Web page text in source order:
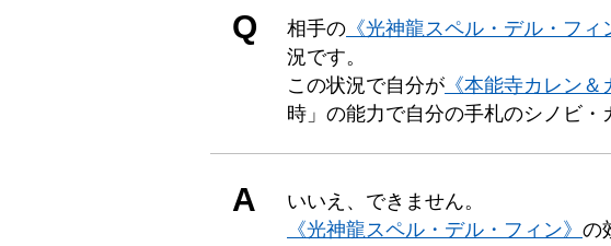
Q 相手の 《光神龍スペル・デル・フィ
況です。
この状況で自分が 《本能寺カレン
時」の能力で自分の手札のシノビ・
A
いいえ、できません。
《光神龍スペル・デル・フィン》 の